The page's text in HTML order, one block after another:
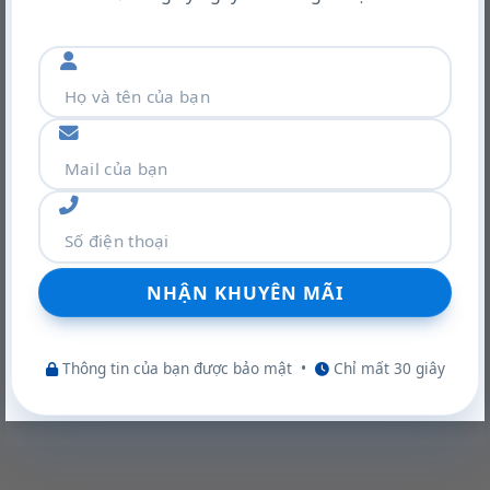
Thông tin của bạn được bảo mật • Chỉ mất 30 giây
22/06/2026